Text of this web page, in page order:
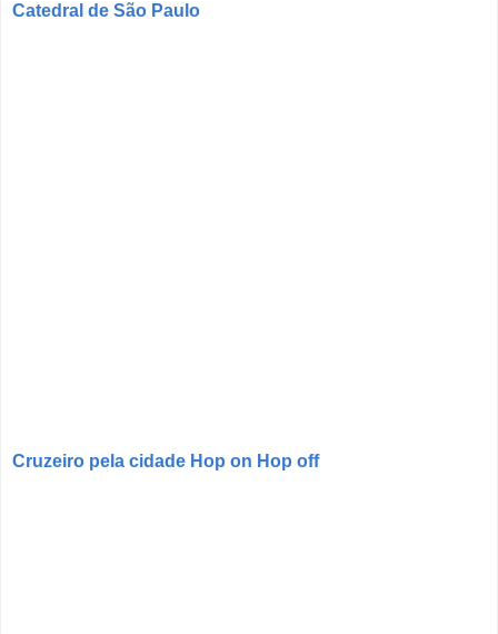
Catedral de São Paulo
Cruzeiro pela cidade Hop on Hop off